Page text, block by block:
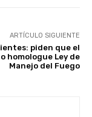
ARTÍCULO SIGUIENTE
piden que el
homologue Ley de
Manejo del Fuego